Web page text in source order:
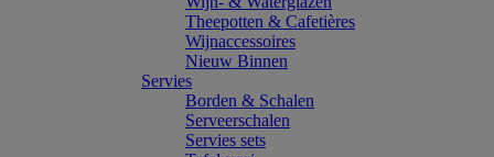
Theepotten & Cafetières
Wijnaccessoires
Nieuw Binnen
Servies
Borden & Schalen
Serveerschalen
Servies sets